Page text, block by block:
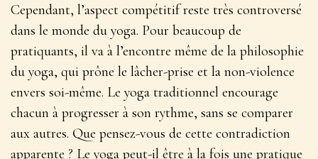
Cependant, l’aspect compétitif reste très controversé
dans le monde du yoga. Pour beaucoup de
pratiquants, il va à l’encontre même de la philosophie
du yoga, qui prône le lâcher-prise et la non-violence
envers soi-même. Le yoga traditionnel encourage
chacun à progresser à son rythme, sans se comparer
aux autres. Que pensez-vous de cette contradiction
apparente ? Le yoga peut-il être à la fois une pratique